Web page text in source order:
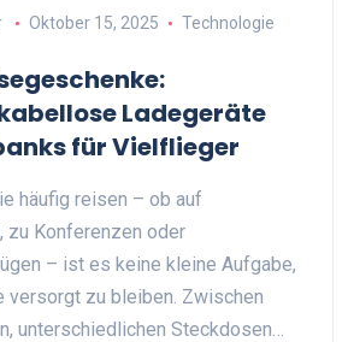
Oktober 15, 2025 Technologie
Ladegeräte
für Vielflieger
häufig reisen – ob auf
zu Konferenzen oder
– ist es keine kleine Aufgabe,
versorgt zu bleiben. Zwischen
unterschiedlichen Steckdosen…